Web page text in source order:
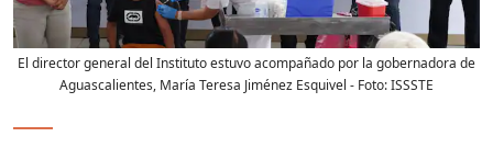
El director general del Instituto estuvo acompañado por la gobernadora de
Aguascalientes, María Teresa Jiménez Esquivel - Foto:ISSSTE